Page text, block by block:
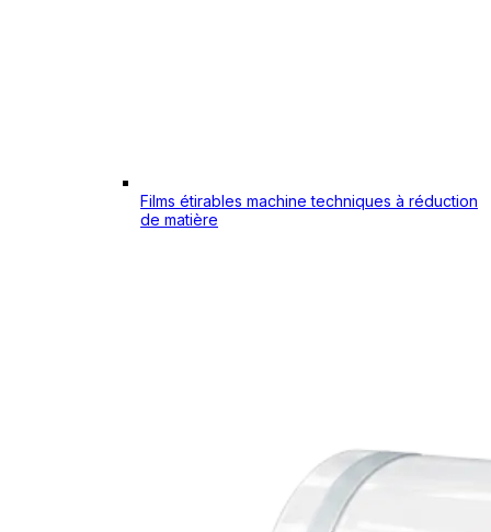
Films étirables machine techniques à réduction
de matière